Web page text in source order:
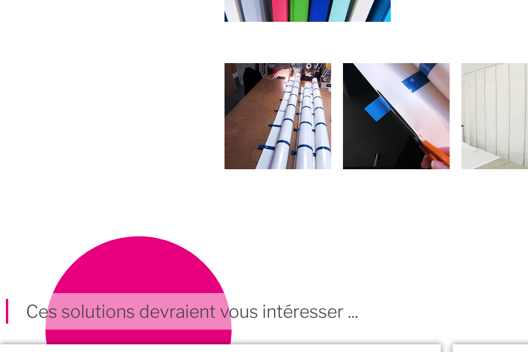
Ces solutions devraient vous intéresser ...